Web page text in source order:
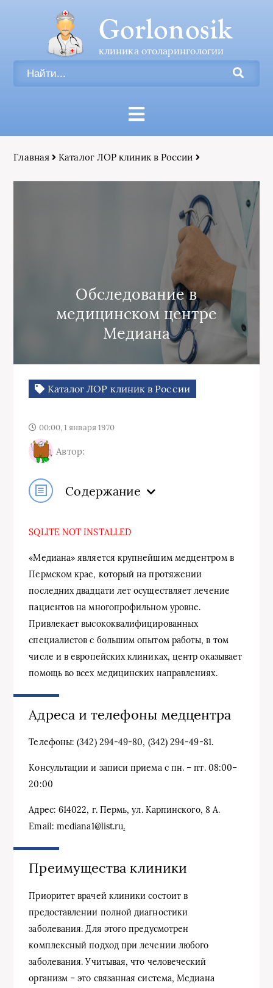
Gorlonosik
клиника отоларингологии
Главная Каталог ЛОР клиник в России
Обследование в
медицинском центре
Медиана
Каталог ЛОР клиник в России
00:00, 1 января 1970
Автор:
Содержание
SQLITE NOT INSTALLED
«Медиана» является крупнейшим медцентром в
Пермском крае, который на протяжении
последних двадцати лет осуществляет лечение
пациентов на многопрофильном уровне.
Привлекает высококвалифицированных
специалистов с большим опытом работы, в том
числе и в европейских клиниках, центр оказывает
помощь во всех медицинских направлениях.
Адреса и телефоны медцентра
Телефоны: (342) 294-49-80, (342) 294-49-81.
Консультации и записи приема с пн. – пт. 08:00–
20:00
Адрес: 614022, г. Пермь, ул. Карпинского, 8 А.
Email: mediana1@list.ru.
Преимущества клиники
Приоритет врачей клиники состоит в
предоставлении полной диагностики
заболевания. Для этого предусмотрен
комплексный подход при лечении любого
заболевания. Учитывая, что человеческий
организм – это связанная система, Медиана